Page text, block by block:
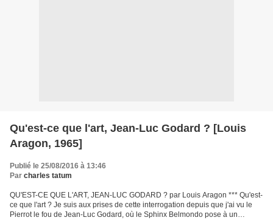
Qu'est-ce que l'art, Jean-Luc Godard ? [Louis
Aragon, 1965]
Publié le 25/08/2016 à 13:46
Par charles tatum
QU'EST-CE QUE L'ART, JEAN-LUC GODARD ? par Louis Aragon *** Qu'est-
ce que l'art ? Je suis aux prises de cette interrogation depuis que j'ai vu le
Pierrot le fou de Jean-Luc Godard, où le Sphinx Belmondo pose à un